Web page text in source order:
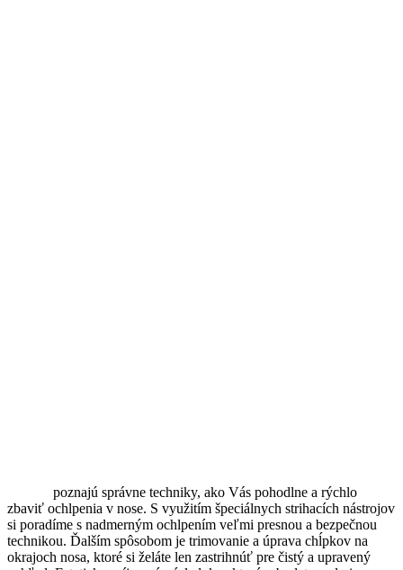
poznajú správne techniky, ako Vás pohodlne a rýchlo
zbaviť ochlpenia v nose. S využitím špeciálnych strihacích nástrojov
si poradíme s nadmerným ochlpením veľmi presnou a bezpečnou
technikou. Ďalším spôsobom je trimovanie a úprava chĺpkov na
okrajoch nosa, ktoré si želáte len zastrihnúť pre čistý a upravený